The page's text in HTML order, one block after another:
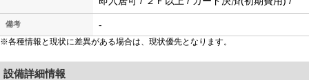
備考 -
※各種情報と現状に差異がある場合は、現状優先となります。
設備詳細情報